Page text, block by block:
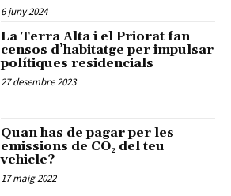
6 juny 2024
La Terra Alta i el Priorat fan
censos d’habitatge per impulsar
polítiques residencials
27 desembre 2023
Quan has de pagar per les
emissions de CO₂ del teu
vehicle?
17 maig 2022